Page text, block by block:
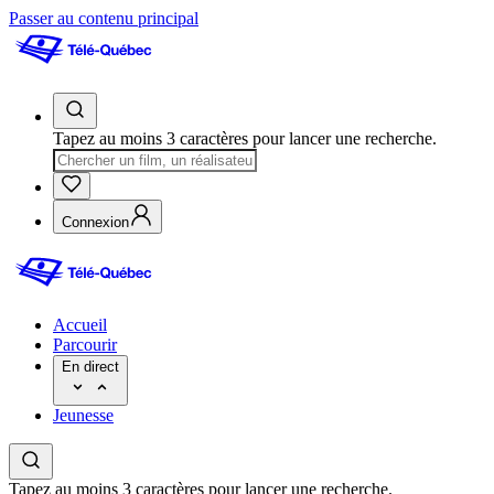
Passer au contenu principal
Tapez au moins 3 caractères pour lancer une recherche.
Connexion
Accueil
Parcourir
En direct
Jeunesse
Tapez au moins 3 caractères pour lancer une recherche.